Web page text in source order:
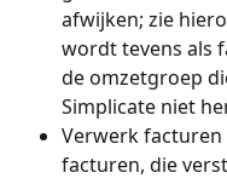
afwijken; zie
wordt tevens als
de omzetgroep
Simplicate niet
Verwerk facturen
facturen, die